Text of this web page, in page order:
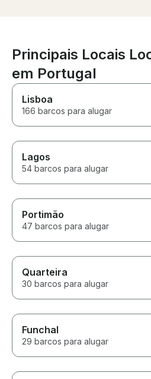
Oksana (@jerry_springle)
enough — she was on
level and worth every penny.
Thank you all for helping
unforgettable!
Principais Locais
em Portugal
Lisboa
166 barcos para alugar
Lagos
54 barcos para alugar
Portimão
47 barcos para alugar
Quarteira
30 barcos para alugar
Funchal
29 barcos para alugar